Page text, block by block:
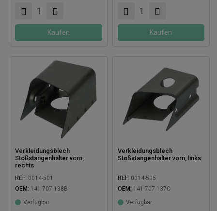
Kaufen Kaufen
Verkleidungsblech
Stoßstangenhalter vorn,
rechts
REF: 0014-501
OEM: 141 707 138B
Verfügbar
Verkleidungsblech
Stoßstangenhalter vorn, links
REF: 0014-505
OEM: 141 707 137C
Verfügbar